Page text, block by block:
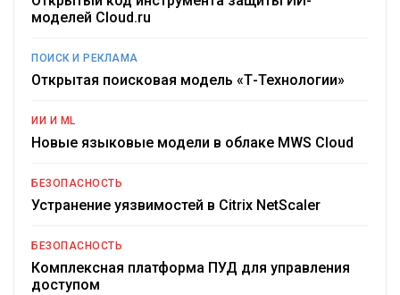
моделей Cloud.ru
ПОИСК И РЕКЛАМА
Открытая поисковая модель «Т-Технологии»
ИИ И ML
Новые языковые модели в облаке MWS Cloud
БЕЗОПАСНОСТЬ
Устранение уязвимостей в Citrix NetScaler
БЕЗОПАСНОСТЬ
Комплексная платформа ПУД для управления
доступом